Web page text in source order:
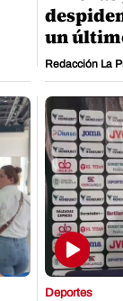
un
Redacción La
Deportes